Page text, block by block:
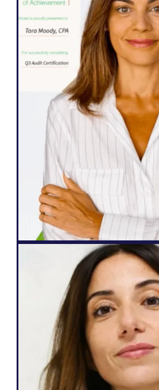
" Weglot gjorde det
utvide nettstedet vårt til
allerede sett
engasjementet fra
målgrupper, som er
gang etter å
" Weglot er flott fordi det
mine behov og det jeg
mine: en enkel måte å
full autonomi